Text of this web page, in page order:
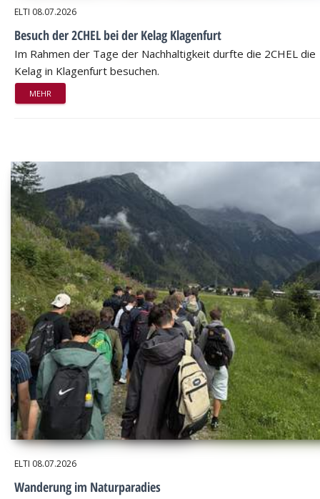
ELTI 08.07.2026
Besuch der 2CHEL bei der Kelag Klagenfurt
Im Rahmen der Tage der Nachhaltigkeit durfte die 2CHEL die
Kelag in Klagenfurt besuchen.
MEHR
ELTI 08.07.2026
Wanderung im Naturparadies